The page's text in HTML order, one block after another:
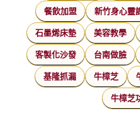
餐飲加盟 新竹身心靈
石墨烯床墊 美容教學
客製化沙發 台南做臉
基隆抓漏 牛樟芝
牛樟芝